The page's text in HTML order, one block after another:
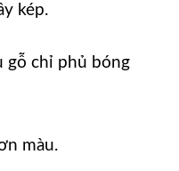
kép.
gỗ chỉ phủ bóng
màu.